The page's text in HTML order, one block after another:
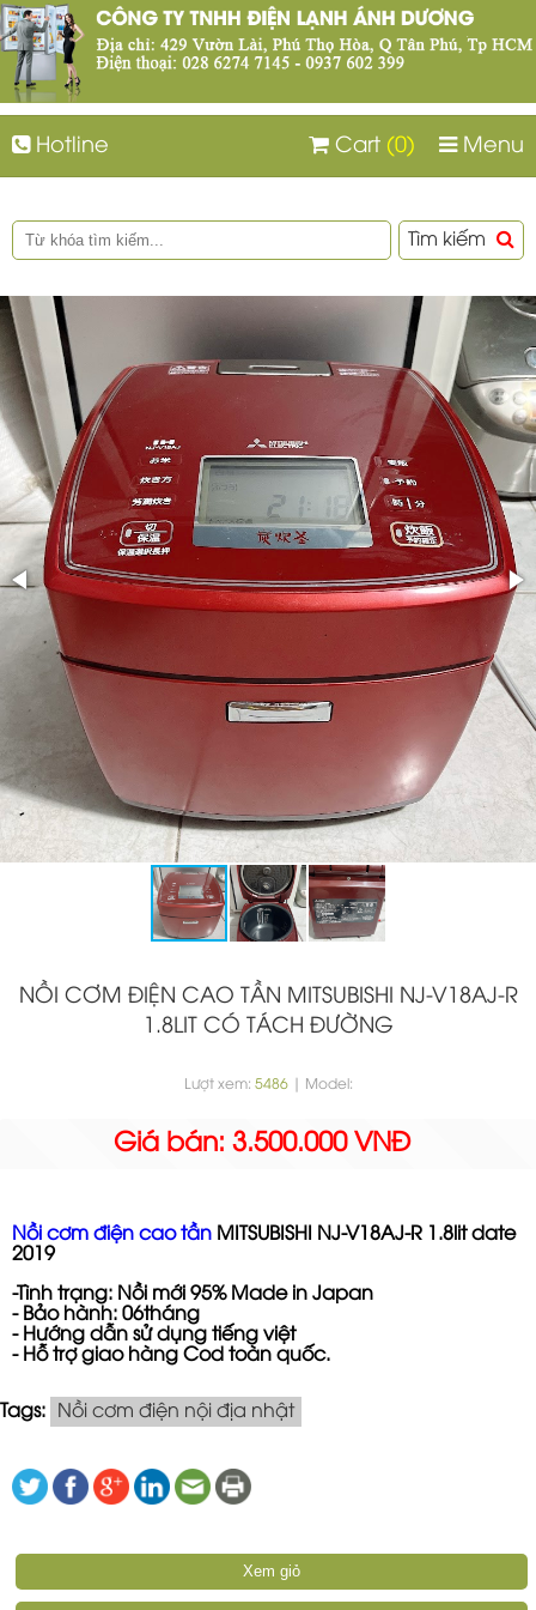
Hotline Menu
Cart (0)
Tìm kiếm
NỒI CƠM ĐIỆN CAO TẦN MITSUBISHI NJ-V18AJ-R
1.8LIT CÓ TÁCH ĐƯỜNG
Lượt xem: 5486| Model:
Giá bán: 3.500.000 VNĐ
Nồi cơm điện cao tần MITSUBISHI NJ-V18AJ-R 1.8lit date
2019
-Tình trạng: Nồi mới 95% Made in Japan
- Bảo hành: 06tháng
- Hướng dẫn sử dụng tiếng việt
- Hỗ trợ giao hàng Cod toàn quốc.
Tags: Nồi cơm điện nội địa nhật
Xem giỏ